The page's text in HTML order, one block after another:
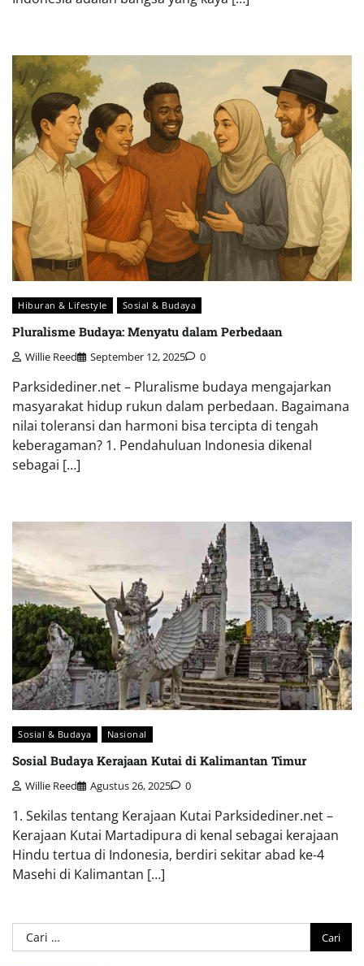
Hiburan & Lifestyle Sosial & Budaya
Pluralisme Budaya: Menyatu dalam Perbedaan
Willie Reed September 12, 2025 0
Parksidediner.net – Pluralisme budaya mengajarkan
masyarakat hidup rukun dalam perbedaan. Bagaimana
nilai toleransi dan harmoni bisa tercipta di tengah
keberagaman? 1. Pendahuluan Indonesia dikenal
sebagai […]
Sosial & Budaya Nasional
Sosial Budaya Kerajaan Kutai di Kalimantan Timur
Willie Reed Agustus 26, 2025 0
1. Sekilas tentang Kerajaan Kutai Parksidediner.net –
Kerajaan Kutai Martadipura di kenal sebagai kerajaan
Hindu tertua di Indonesia, berdiri sekitar abad ke-4
Masehi di Kalimantan […]
Cari
untuk: